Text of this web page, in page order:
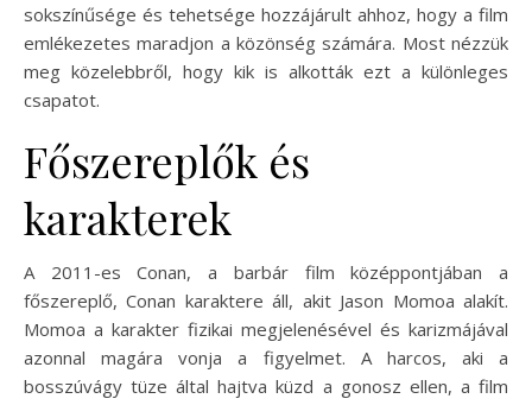
sokszínűsége és tehetsége hozzájárult ahhoz, hogy a film
emlékezetes maradjon a közönség számára. Most nézzük
meg közelebbről, hogy kik is alkották ezt a különleges
csapatot.
Főszereplők és
karakterek
A 2011-es Conan, a barbár film középpontjában a
főszereplő, Conan karaktere áll, akit Jason Momoa alakít.
Momoa a karakter fizikai megjelenésével és karizmájával
azonnal magára vonja a figyelmet. A harcos, aki a
bosszúvágy tüze által hajtva küzd a gonosz ellen, a film